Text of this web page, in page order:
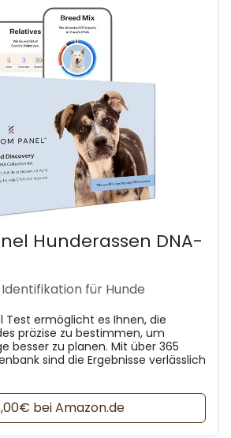
Hunderassen DNA-
für Hunde
Test ermöglicht es Ihnen, die
präzise zu bestimmen, um
besser zu planen. Mit über 365
sind die Ergebnisse verlässlich
bei Amazon.de